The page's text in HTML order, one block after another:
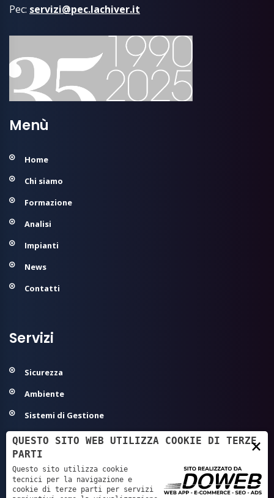
Pec: servizi@pec.lachiver.it
Menù
Home
Chi siamo
Formazione
Analisi
Impianti
News
Contatti
Servizi
Sicurezza
Ambiente
Sistemi di Gestione
Modelli Organizzativi 231
Agroalimentare ed Igiene
Sanità - Autorizzazione/Accreditamento
×
QUESTO SITO WEB UTILIZZA COOKIE DI TERZE
PARTI
Questo sito utilizza cookie
tecnici per la navigazione e
cookie di terze parti per servizi